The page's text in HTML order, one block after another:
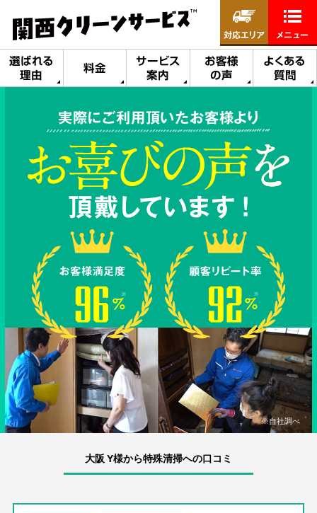
選ばれる
理由
料金
サービス
案内
お客様
の声
よくある
質問
対応エリア メニュー
実際にご利用頂いたお客様より
※自社調べ
大阪 Y様から特殊清掃への口コミ